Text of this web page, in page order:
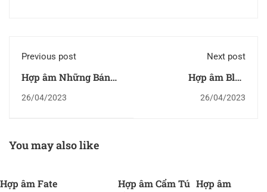
Previous post
Hợp âm Những Bánh
26/04/2023
Next post
Hợp âm Blue
26/04/2023
You may also like
Hợp âm Fate
Hợp âm Cẩm Tú Hợp âm